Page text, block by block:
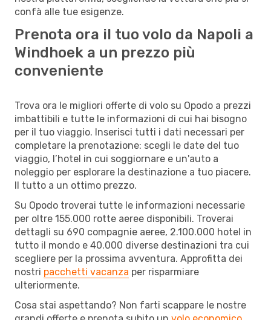
confà alle tue esigenze.
Prenota ora il tuo volo da Napoli a
Windhoek a un prezzo più
conveniente
Trova ora le migliori offerte di volo su Opodo a prezzi
imbattibili e tutte le informazioni di cui hai bisogno
per il tuo viaggio. Inserisci tutti i dati necessari per
completare la prenotazione: scegli le date del tuo
viaggio, l’hotel in cui soggiornare e un'auto a
noleggio per esplorare la destinazione a tuo piacere.
Il tutto a un ottimo prezzo.
Su Opodo troverai tutte le informazioni necessarie
per oltre 155.000 rotte aeree disponibili. Troverai
dettagli su 690 compagnie aeree, 2.100.000 hotel in
tutto il mondo e 40.000 diverse destinazioni tra cui
scegliere per la prossima avventura. Approfitta dei
nostri pacchetti vacanza per risparmiare
ulteriormente.
Cosa stai aspettando? Non farti scappare le nostre